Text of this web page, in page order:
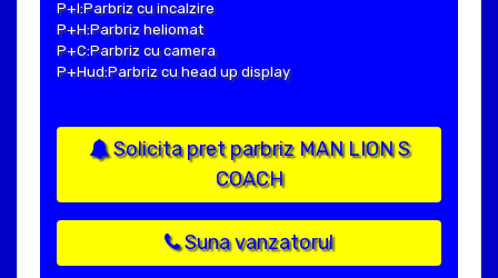
P+I:Parbriz cu incalzire
P+H:Parbriz heliomat
P+C:Parbriz cu camera
P+Hud:Parbriz cu head up display
Solicita pret parbriz MAN LION S
COACH
Suna vanzatorul